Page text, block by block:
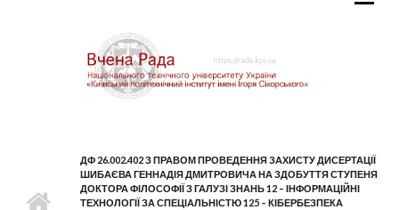
ДФ 26.002.402 З ПРАВОМ ПРОВЕДЕННЯ ЗАХИСТУ ДИСЕРТАЦІЇ
ШИБАЄВА ГЕННАДІЯ ДМИТРОВИЧА НА ЗДОБУТТЯ СТУПЕНЯ
ДОКТОРА ФІЛОСОФІЇ З ГАЛУЗІ ЗНАНЬ 12 – ІНФОРМАЦІЙНІ
ТЕХНОЛОГІЇ ЗА СПЕЦІАЛЬНІСТЮ 125 – КІБЕРБЕЗПЕКА